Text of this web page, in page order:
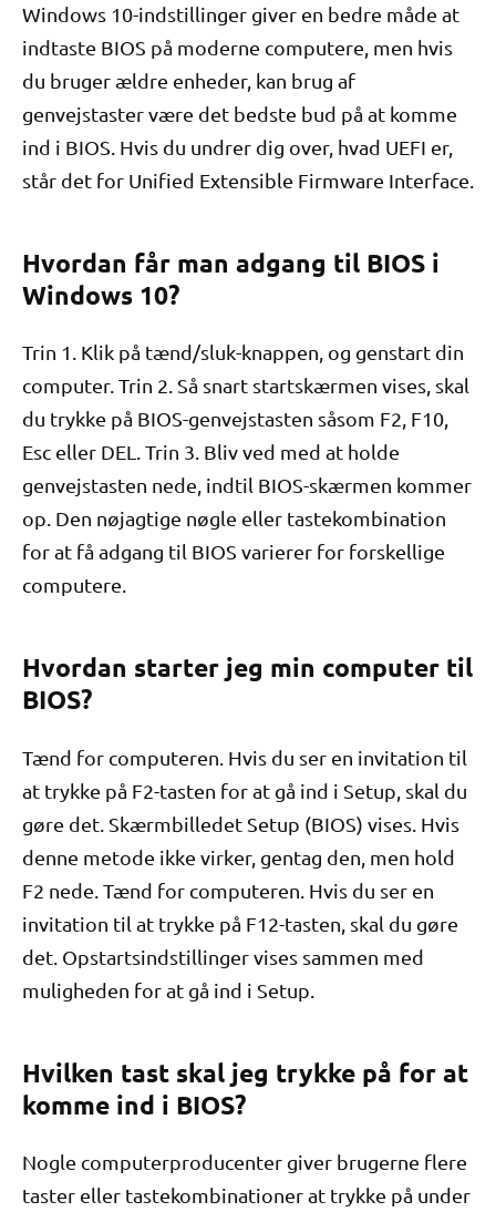
Windows 10-indstillinger giver en bedre måde at
indtaste BIOS på moderne computere, men hvis
du bruger ældre enheder, kan brug af
genvejstaster være det bedste bud på at komme
ind i BIOS. Hvis du undrer dig over, hvad UEFI er,
står det for Unified Extensible Firmware Interface.
Hvordan får man adgang til BIOS i
Windows 10?
Trin 1. Klik på tænd/sluk-knappen, og genstart din
computer. Trin 2. Så snart startskærmen vises, skal
du trykke på BIOS-genvejstasten såsom F2, F10,
Esc eller DEL. Trin 3. Bliv ved med at holde
genvejstasten nede, indtil BIOS-skærmen kommer
op. Den nøjagtige nøgle eller tastekombination
for at få adgang til BIOS varierer for forskellige
computere.
Hvordan starter jeg min computer til
BIOS?
Tænd for computeren. Hvis du ser en invitation til
at trykke på F2-tasten for at gå ind i Setup, skal du
gøre det. Skærmbilledet Setup (BIOS) vises. Hvis
denne metode ikke virker, gentag den, men hold
F2 nede. Tænd for computeren. Hvis du ser en
invitation til at trykke på F12-tasten, skal du gøre
det. Opstartsindstillinger vises sammen med
muligheden for at gå ind i Setup.
Hvilken tast skal jeg trykke på for at
komme ind i BIOS?
Nogle computerproducenter giver brugerne flere
taster eller tastekombinationer at trykke på under